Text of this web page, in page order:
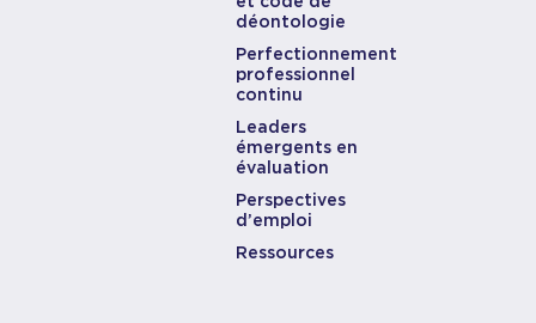
déontologie
Perfectionnement
professionnel
continu
Leaders
émergents en
évaluation
Perspectives
d’emploi
Ressources